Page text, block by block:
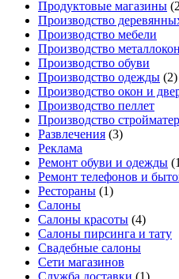
Продуктовые магазины
Производство
Производство мебели
Производство
Производство обуви
Производство одежды (2)
Производство окон и
Производство пеллет
Производство
Развлечения (3)
Реклама
Ремонт обуви и одежды
Ремонт телефонов и
Рестораны (1)
Салоны
Салоны красоты (4)
Салоны пирсинга и тату
Свадебные салоны
Сети магазинов
Служба доставки (1)